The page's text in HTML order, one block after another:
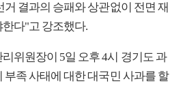
결과의 승패와 상관없이 전면 재
다"고 강조했다.
위원장이 5일 오후 4시 경기도 과
부족 사태에 대한 대국민 사과를 할